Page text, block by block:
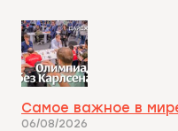
Самое важное в
06/08/2026